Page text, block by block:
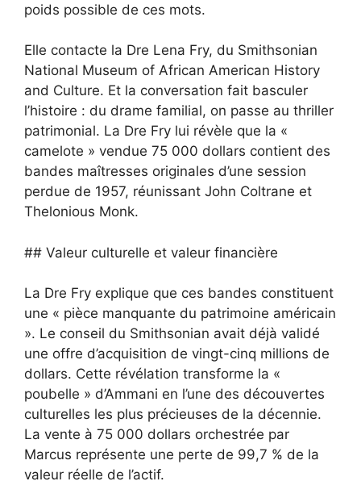
poids possible de ces mots.
Elle contacte la Dre Lena Fry, du Smithsonian
National Museum of African American History
and Culture. Et la conversation fait basculer
l’histoire : du drame familial, on passe au thriller
patrimonial. La Dre Fry lui révèle que la «
camelote » vendue 75 000 dollars contient des
bandes maîtresses originales d’une session
perdue de 1957, réunissant John Coltrane et
Thelonious Monk.
## Valeur culturelle et valeur financière
La Dre Fry explique que ces bandes constituent
une « pièce manquante du patrimoine américain
». Le conseil du Smithsonian avait déjà validé
une offre d’acquisition de vingt-cinq millions de
dollars. Cette révélation transforme la «
poubelle » d’Ammani en l’une des découvertes
culturelles les plus précieuses de la décennie.
La vente à 75 000 dollars orchestrée par
Marcus représente une perte de 99,7 % de la
valeur réelle de l’actif.